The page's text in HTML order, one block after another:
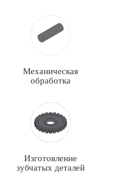
Механическая
обработка
Изготовление
зубчатых деталей